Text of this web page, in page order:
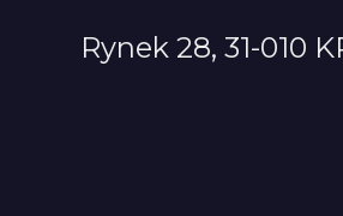
Rynek 28, 31-010